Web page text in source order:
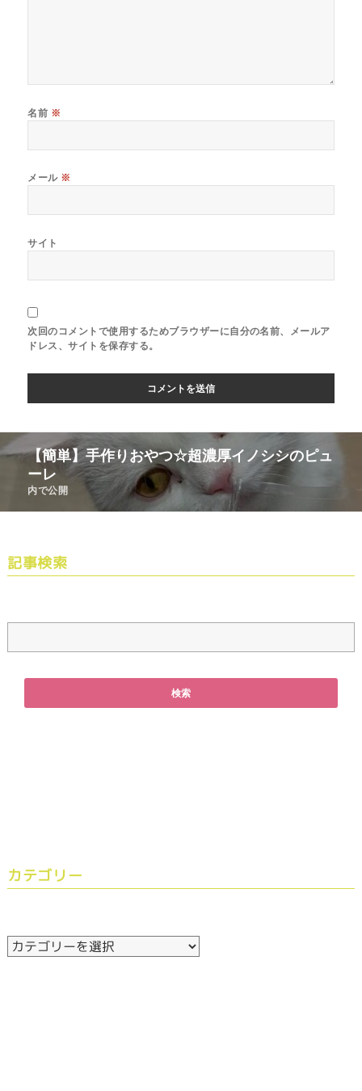
名前 ※
メール ※
サイト
次回のコメントで使用するためブラウザーに自分の名前、メールア
ドレス、サイトを保存する。
【簡単】手作りおやつ☆超濃厚イノシシのピュ
ーレ
内で公開
記事検索
カテゴリー